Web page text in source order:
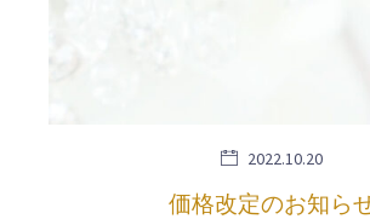
2022.10.20
価格改定のお知ら